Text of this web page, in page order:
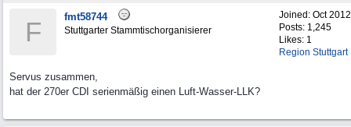
Joined: Oct 2012
Posts: 1,245
Likes: 1
Region Stuttgart
F fmt58744
Stuttgarter Stammtischorganisierer
Servus zusammen,
hat der 270er CDI serienmäßig einen Luft-Wasser-LLK?